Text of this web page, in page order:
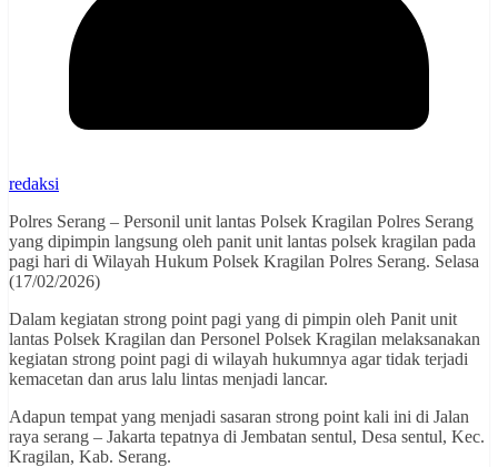
redaksi
Polres Serang – Personil unit lantas Polsek Kragilan Polres Serang
yang dipimpin langsung oleh panit unit lantas polsek kragilan pada
pagi hari di Wilayah Hukum Polsek Kragilan Polres Serang. Selasa
(17/02/2026)
Dalam kegiatan strong point pagi yang di pimpin oleh Panit unit
lantas Polsek Kragilan dan Personel Polsek Kragilan melaksanakan
kegiatan strong point pagi di wilayah hukumnya agar tidak terjadi
kemacetan dan arus lalu lintas menjadi lancar.
Adapun tempat yang menjadi sasaran strong point kali ini di Jalan
raya serang – Jakarta tepatnya di Jembatan sentul, Desa sentul, Kec.
Kragilan, Kab. Serang.